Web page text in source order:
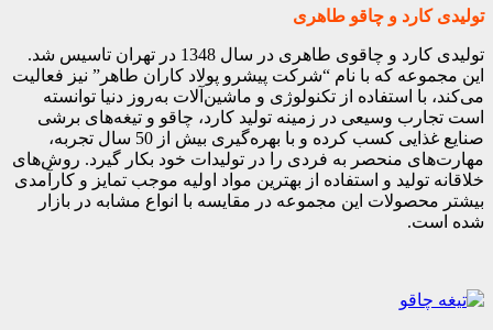
تولیدی کارد و چاقو طاهری
تولیدی کارد و چاقوی طاهری در سال 1348 در تهران تاسیس شد.
این مجموعه که با نام “شرکت پیشرو پولاد کاران طاهر” نیز فعالیت
می‌کند، با استفاده از تکنولوژی و ماشین‌آلات به‌روز دنیا توانسته
است تجارب وسیعی در زمینه تولید کارد، چاقو و تیغه‌های برشی
صنایع غذایی کسب کرده و با بهره‌گیری بیش از 50 سال تجربه،
مهارت‌های منحصر به فردی را در تولیدات خود بکار گیرد. روش‌های
خلاقانه تولید و استفاده از بهترین مواد اولیه موجب تمایز و کارآمدی
بیشتر محصولات این مجموعه در مقایسه با انواع مشابه در بازار
شده است.